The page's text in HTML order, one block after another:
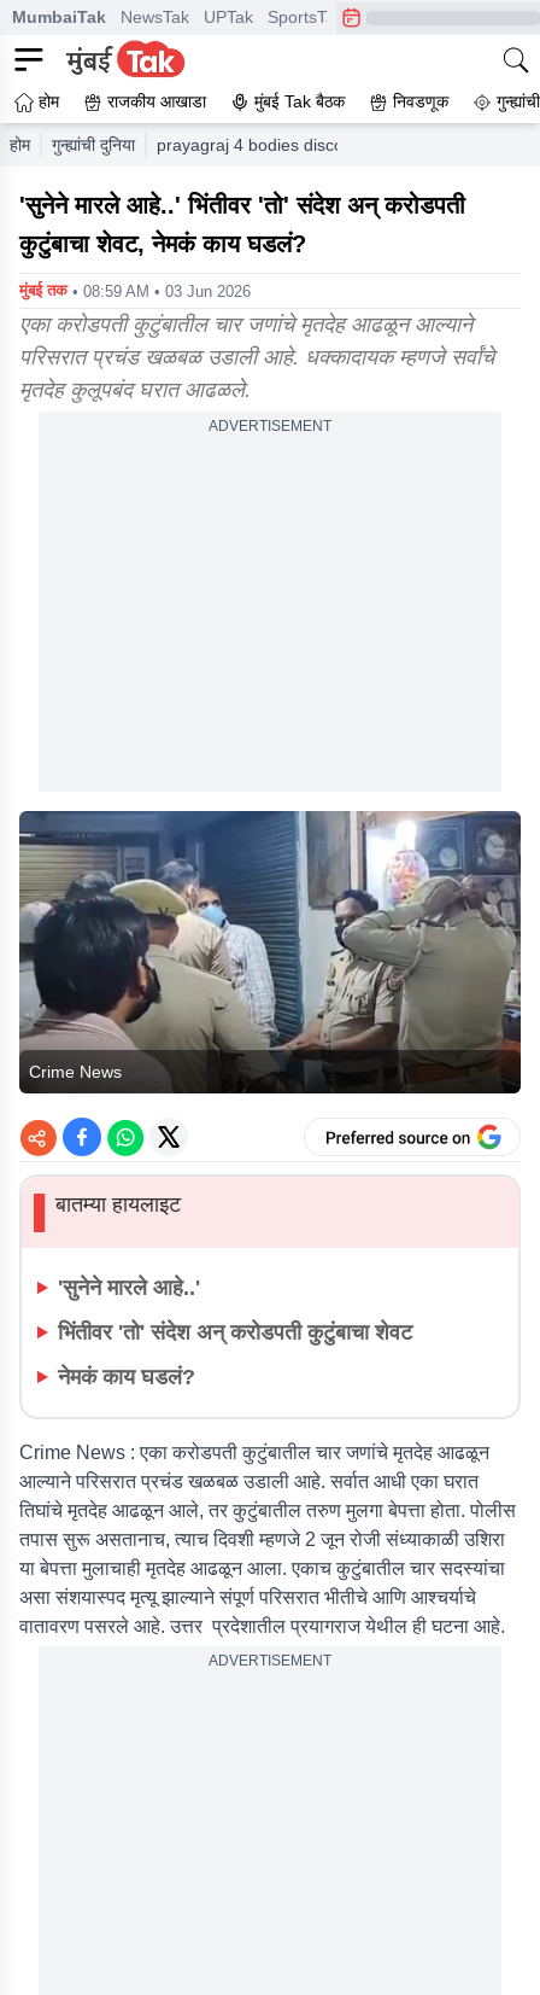
MumbaiTak NewsTak UPTak SportsTak CrimeTak
होम राजकीय आखाडा मुंबई Tak बैठक निवडणूक
होम गुन्ह्यांची दुनिया prayagraj 4 bodies discovered in house of
'सुनेने मारले आहे..' भिंतीवर 'तो' संदेश अन् करोडपती
कुटुंबाचा शेवट, नेमकं काय घडलं?
मुंबई तक • 08:59 AM • 03 Jun 2026
एका करोडपती कुटुंबातील चार जणांचे मृतदेह आढळून आल्याने
परिसरात प्रचंड खळबळ उडाली आहे. धक्कादायक म्हणजे सर्वांचे
मृतदेह कुलूपबंद घरात आढळले.
ADVERTISEMENT
Crime News
▌बातम्या हायलाइट
'सुनेने मारले आहे..'
भिंतीवर 'तो' संदेश अन् करोडपती कुटुंबाचा शेवट
नेमकं काय घडलं?
Crime News : एका करोडपती कुटुंबातील चार जणांचे मृतदेह आढळून
आल्याने परिसरात प्रचंड खळबळ उडाली आहे. सर्वात आधी एका घरात
तिघांचे मृतदेह आढळून आले, तर कुटुंबातील तरुण मुलगा बेपत्ता होता. पोलीस
तपास सुरू असतानाच, त्याच दिवशी म्हणजे 2 जून रोजी संध्याकाळी उशिरा
या बेपत्ता मुलाचाही मृतदेह आढळून आला. एकाच कुटुंबातील चार सदस्यांचा
असा संशयास्पद मृत्यू झाल्याने संपूर्ण परिसरात भीतीचे आणि आश्चर्याचे
वातावरण पसरले आहे. उत्तर प्रदेशातील प्रयागराज येथील ही घटना आहे.
ADVERTISEMENT